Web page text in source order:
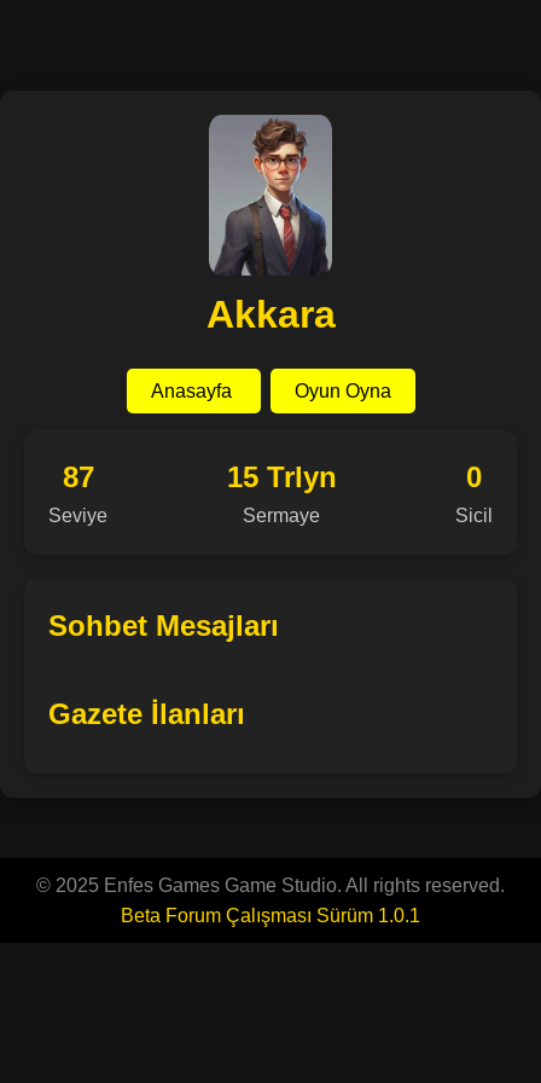
Akkara
Anasayfa Oyun Oyna
87
Seviye
15 Trlyn
Sermaye
0
Sicil
Sohbet Mesajları
Gazete İlanları
© 2025 Enfes Games Game Studio. All rights reserved.
Beta Forum Çalışması Sürüm 1.0.1